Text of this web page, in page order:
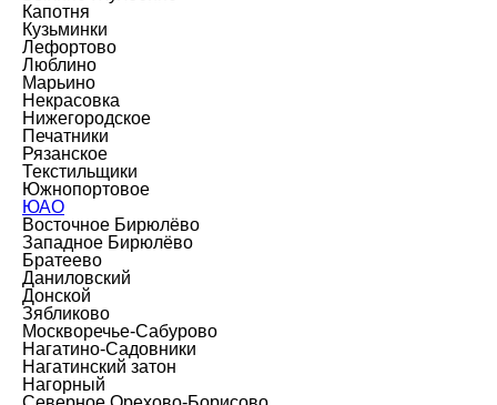
Капотня
Кузьминки
Лефортово
Люблино
Марьино
Некрасовка
Нижегородское
Печатники
Рязанское
Текстильщики
Южнопортовое
ЮАО
Восточное Бирюлёво
Западное Бирюлёво
Братеево
Даниловский
Донской
Зябликово
Москворечье-Сабурово
Нагатино-Садовники
Нагатинский затон
Нагорный